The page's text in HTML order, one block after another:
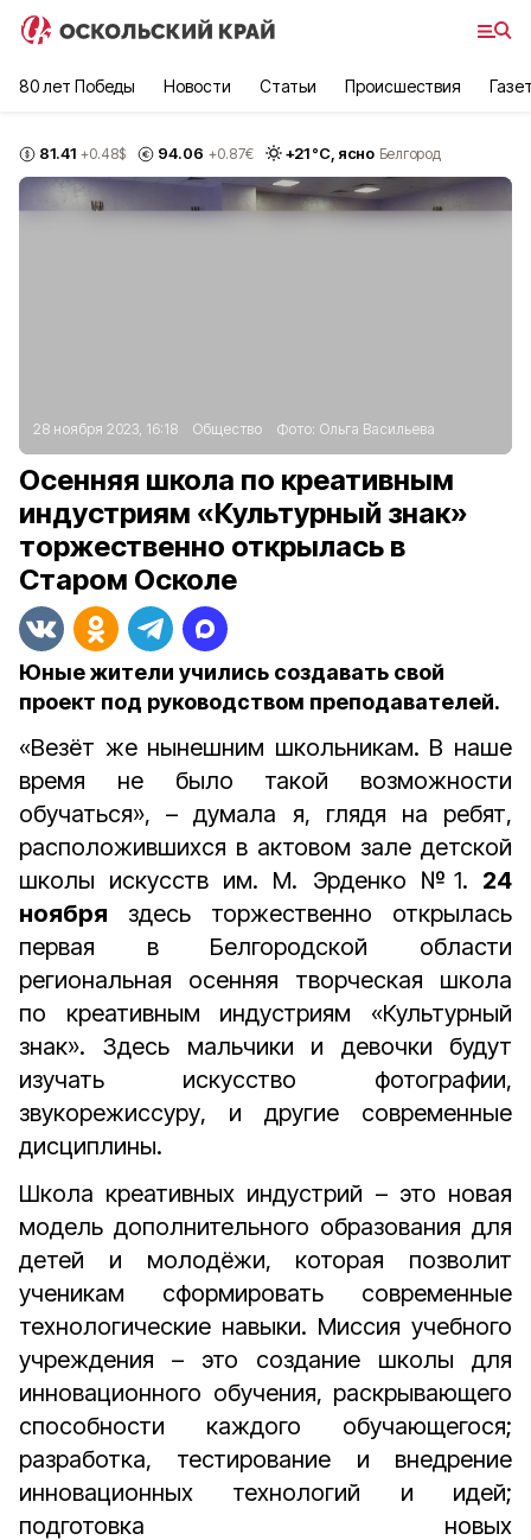
80 лет Победы Новости Статьи Происшествия
81.41 +0.48$ 94.06 +0.87€ +21°С, ясно Белгород
28 ноября 2023, 16:18 Общество Фото: Ольга Васильева
Осенняя школа по креативным
индустриям «Культурный знак»
торжественно открылась в
Старом Осколе
Юные жители учились создавать свой
проект под руководством преподавателей.
«Везёт же нынешним школьникам. В наше
время не было такой возможности
обучаться», – думала я, глядя на ребят,
расположившихся в актовом зале детской
школы искусств им. М. Эрденко №1. 24
ноября здесь торжественно открылась
первая в Белгородской области
региональная осенняя творческая школа
по креативным индустриям «Культурный
знак». Здесь мальчики и девочки будут
изучать искусство фотографии,
звукорежиссуру, и другие современные
дисциплины.
Школа креативных индустрий – это новая
модель дополнительного образования для
детей и молодёжи, которая позволит
ученикам сформировать современные
технологические навыки. Миссия учебного
учреждения – это создание школы для
инновационного обучения, раскрывающего
способности каждого обучающегося;
разработка, тестирование и внедрение
инновационных технологий и идей;
подготовка новых